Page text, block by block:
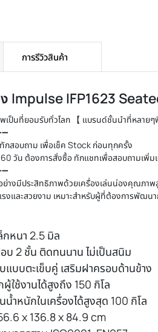
Impulse IFP1623
ป็นที่ยอมรับทั่วโลก 【 แบรนด์ชั้นนำที่หลายๆฟิ
กสอบถาม เพื่อเช็ค Stock ก่อนทุกครั้ง
วัน ต้องการสั่งซื้อ ทักแชทเพื่อสอบถามเพิ่ม
างมีประสิทธิภาพด้วยเครื่องเล่นน่องคุณภาพ
งและสวยงาม เหมาะสำหรับผู้ที่ต้องการพัฒนา
กหนา 2.5 มิล
บ 2 ชั้น ติดทนนาน ไม่เป็นสนิม
บแบบตะเข็บคู่ เสริมฝาครอบด้านข้าง
ใช้งานได้สูงถึง 150 กิโล
น้ำหนักในเครื่องได้สูงสุด 100 กิโล
x 136.8 x 84.9 cm
การรีวิวสินค้า